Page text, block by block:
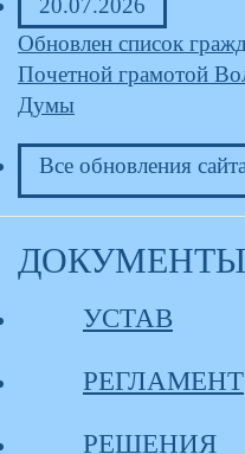
Обновлен список
Почетной грамотой
Думы
Все обновления cайта
ДОКУМЕНТЫ
УСТАВ
РЕГЛАМЕНТ
РЕШЕНИЯ